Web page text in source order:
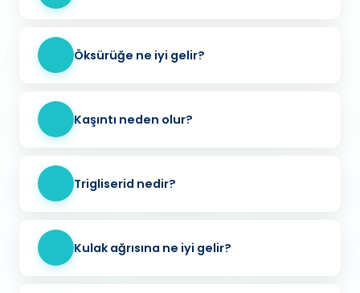
Öksürüğe ne iyi gelir?
Kaşıntı neden olur?
Trigliserid nedir?
Kulak ağrısına ne iyi gelir?